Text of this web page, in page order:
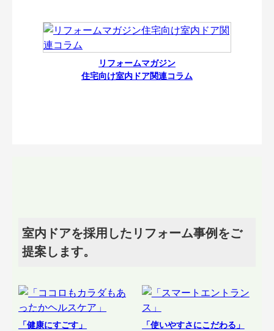
リフォームマガジン
住宅向け室内ドア関連コラム
室内ドアを採用したリフォーム事例をご
提案します。
「健康にすごす」 「使いやすさにこだわる」